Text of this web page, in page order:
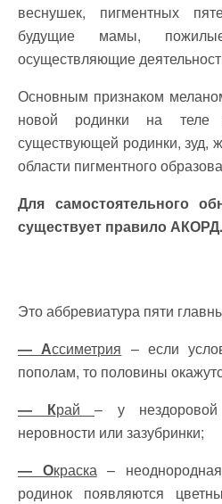
веснушек, пигментных
будущие мамы,
осуществляющие
Основным признаком
новой родинки на
существующей родинки, зуд,
области пигментного
Для самостоятельного
существует правило АКОРД.
Это аббревиатура пяти
— Ассиметрия – если
пополам, то половины
— Край – у нездоровой
неровности или зазубринки;
— Окраска–
родинок появляются